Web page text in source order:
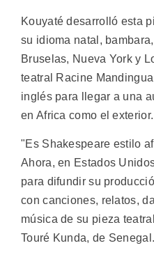
Kouyaté desarrolló esta
su idioma natal,
Bruselas, Nueva York y
teatral Racine
inglés para llegar a una
en Africa como el exterior.
"Es Shakespeare estilo
Ahora, en Estados
para difundir su
con canciones, relatos,
música de su pieza
Touré Kunda, de Senegal.